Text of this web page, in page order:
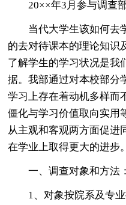
20××年3月参与调查
当代大学生该如何去
的去对待课本的理论知识
了解学生的学习状况是我
据。我部通过对本校部分
学习上存在着动机多样而
僵化与学习价值取向实用
从主观和客观两方面促进
在学业上取得更大的进步。
一、调查对象和方法：
1、对象按院系及专